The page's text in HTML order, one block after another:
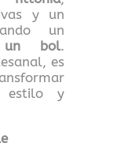
y un
un
bol.
es
estilo y